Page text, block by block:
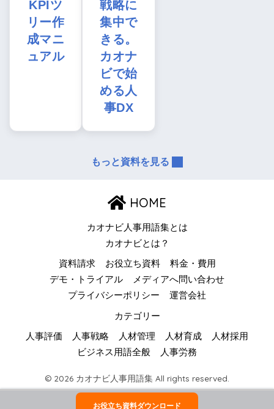
KPIツ
リー作
成マニ
ュアル
戦略に
集中で
きる。
カオナ
ビで始
める人
事DX
もっと資料を見る
HOME
カオナビ人事用語集とは
カオナビとは？
資料請求 お役立ち資料
料金・費用
デモ・トライアル
メディアへ問い合わせ
プライバシーポリシー
運営会社
カテゴリー
人事評価 人事戦略 人材管理 人材育成
人材採用
ビジネス用語全般
人事労務
© 2026 カオナビ人事用語集 All rights reserved.
お役立ち資料ダウンロード